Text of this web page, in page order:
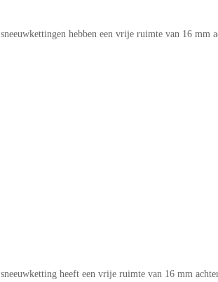
hebben een vrije ruimte van 16
heeft een vrije ruimte van 16 mm